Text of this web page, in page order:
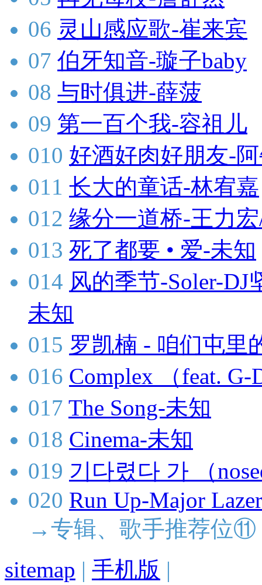
06 灵山感应歌-崔来宾
07 伯牙知音-璇子baby
08 与时俱进-薛菠
09 第一百个我-容祖儿
010 好酒好肉好朋友-
011 长大的童话-林宥嘉
012 缘分一道桥-王力
013 死了都要 • 爱-未知
014 风的季节-Soler-
未知
015 罗凯楠 - 咱们屯里
016 Complex （feat.
017 The Song-未知
018 Cinema-未知
019 기다렸다 가 （
020 Run Up-Major
→专辑、歌手推荐位⑪
sitemap | 手机版 |